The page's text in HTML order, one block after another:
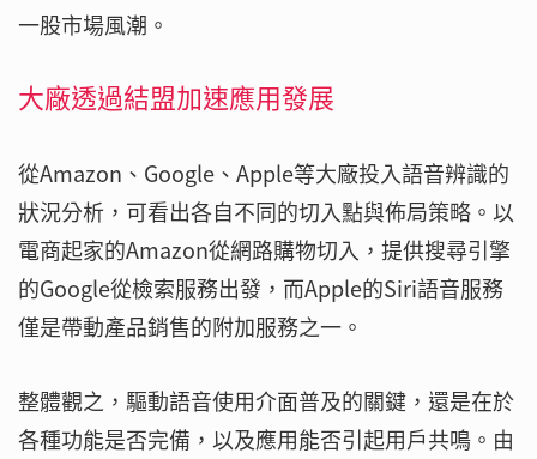
一股市場風潮。
大廠透過結盟加速應用發展
從Amazon、Google、Apple等大廠投入語音辨識的
狀況分析，可看出各自不同的切入點與佈局策略。以
電商起家的Amazon從網路購物切入，提供搜尋引擎
的Google從檢索服務出發，而Apple的Siri語音服務
僅是帶動產品銷售的附加服務之一。
整體觀之，驅動語音使用介面普及的關鍵，還是在於
各種功能是否完備，以及應用能否引起用戶共鳴。由